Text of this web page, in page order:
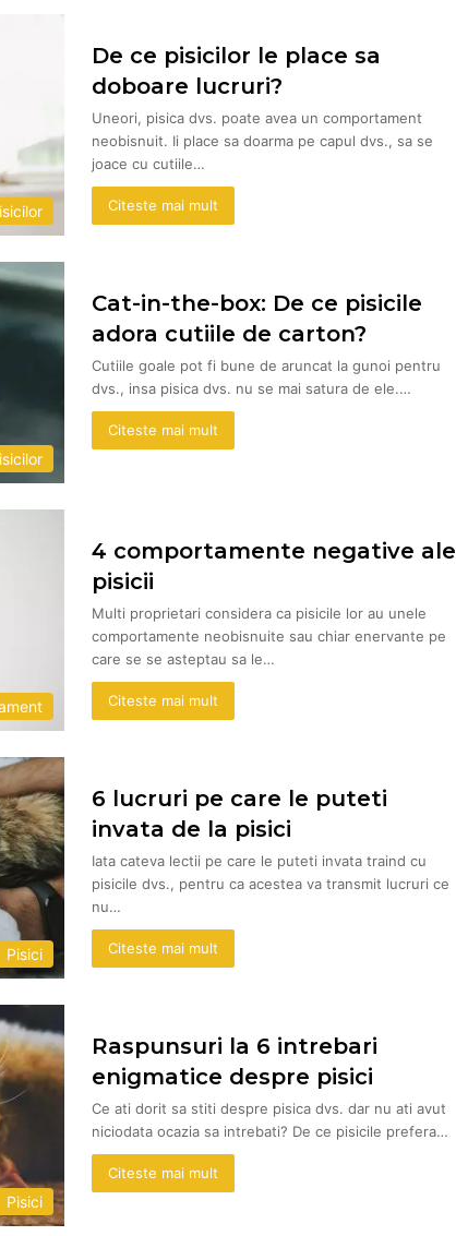
De ce pisicilor le place sa
doboare lucruri?
Uneori, pisica dvs. poate avea un comportament
neobisnuit. Ii place sa doarma pe capul dvs., sa se
joace cu cutiile…
Citeste mai mult
Cat-in-the-box: De ce pisicile
adora cutiile de carton?
Cutiile goale pot fi bune de aruncat la gunoi pentru
dvs., insa pisica dvs. nu se mai satura de ele.…
Citeste mai mult
4 comportamente negative ale
pisicii
Multi proprietari considera ca pisicile lor au unele
comportamente neobisnuite sau chiar enervante pe
care se se asteptau sa le…
Citeste mai mult
Pisici
6 lucruri pe care le puteti
invata de la pisici
Iata cateva lectii pe care le puteti invata traind cu
pisicile dvs., pentru ca acestea va transmit lucruri ce
nu…
Citeste mai mult
Pisici
Raspunsuri la 6 intrebari
enigmatice despre pisici
Ce ati dorit sa stiti despre pisica dvs. dar nu ati avut
niciodata ocazia sa intrebati? De ce pisicile prefera…
Citeste mai mult